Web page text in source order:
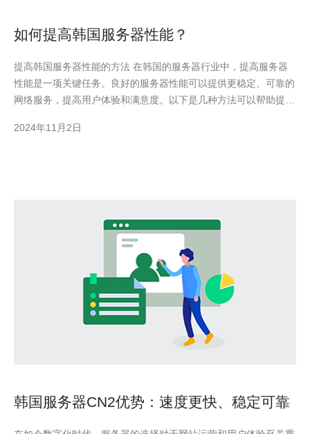
如何提高韩国服务器性能？
提高韩国服务器性能的方法 在韩国的服务器行业中，提高服务器
性能是一项关键任务。良好的服务器性能可以提供更稳定、可靠的
网络服务，提高用户体验和满意度。以下是几种方法可以帮助提高
键因素之一。通过优化服务器硬件和软件配置，可以提高服务器的
2024年11月2日
韩国服务器CN2优势：速度更快、稳定可靠